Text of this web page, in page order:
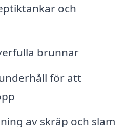
och
brunnar
för att
av skräp och slam